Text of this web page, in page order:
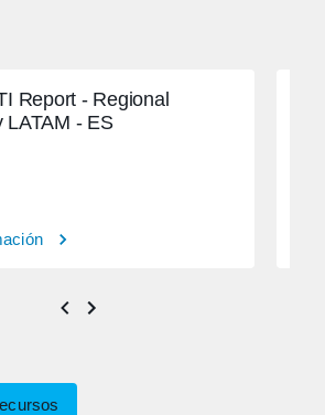
Report - Regional
LATAM - ES